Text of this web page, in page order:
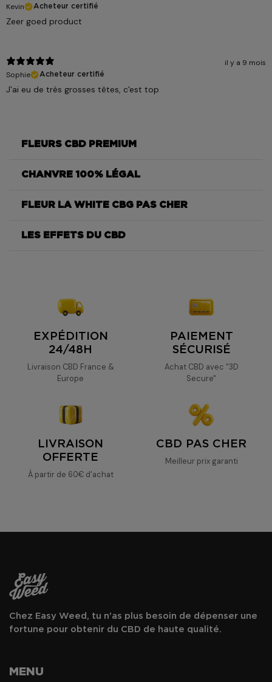
Kevin
Acheteur certifié
Zeer goed product
il y a 9 mois
Sophie
Acheteur certifié
J'ai eu de très grosses têtes, c'est top
FLEURS CBD PREMIUM
CHANVRE 100% LÉGAL
FLEUR LA WHITE CBG PAS CHER
LES EFFETS DU CBD
EXPÉDITION
24/48H
Livraison CBD France &
Europe
PAIEMENT
SÉCURISÉ
Achat CBD avec "3D
Secure"
LIVRAISON
OFFERTE
À partir de 60€ d'achat
CBD PAS CHER
Meilleur prix garanti
Chez Easy Weed, tu n'as plus besoin de dépenser une
fortune pour obtenir du CBD de haute qualité.
MENU